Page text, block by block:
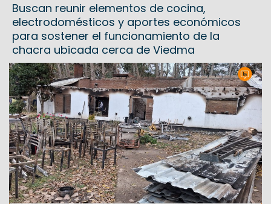
Buscan reunir elementos de cocina,
electrodomésticos y aportes económicos
para sostener el funcionamiento de la
chacra ubicada cerca de Viedma